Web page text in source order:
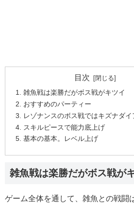
目次
雑魚戦は楽勝だがボス戦がキツイ
おすすめのパーティー
レゾナンスのボス戦ではキズナダ
スキルピースで能力底上げ
基本の基本。レベル上げ
雑魚戦は楽勝だがボス戦が
ゲーム全体を通して、雑魚との戦闘